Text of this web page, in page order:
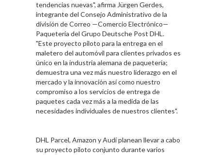
tendencias nuevas", afirma Jürgen Gerdes,
integrante del Consejo Administrativo de la
división de Correo —Comercio Electrónico—
Paquetería del Grupo Deutsche Post DHL.
"Este proyecto piloto para la entrega en el
maletero del automóvil para clientes privados es
único en la industria alemana de paquetería;
demuestra una vez más nuestro liderazgo en el
mercado y la innovación así como nuestro
compromiso a los servicios de entrega de
paquetes cada vez más a la medida de las
necesidades individuales de nuestros clientes".
DHL Parcel, Amazon y Audi planean llevar a cabo
su proyecto piloto conjunto durante varios